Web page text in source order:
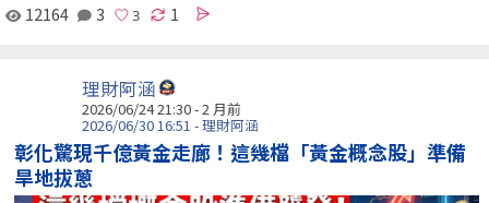
12164 3 1
理財阿涵
2026/06/24 21:30 - 2 月前
2026/06/30 16:51 - 理財阿涵
彰化驚現千億黃金走廊！這幾檔「黃金概念股」準備
旱地拔蔥